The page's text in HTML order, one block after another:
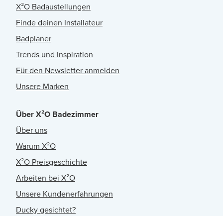
X²O Badaustellungen
Finde deinen Installateur
Badplaner
Trends und Inspiration
Für den Newsletter anmelden
Unsere Marken
Über X²O Badezimmer
Über uns
Warum X²O
X²O Preisgeschichte
Arbeiten bei X²O
Unsere Kundenerfahrungen
Ducky gesichtet?